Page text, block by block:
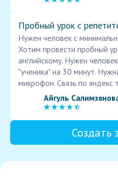
Пробный урок с
Нужен человек с
Хотим провести пробный
английскому. Нужен
"ученика" на 30 минут.
микрофон. Связь по яндекс
Айгуль
Создать